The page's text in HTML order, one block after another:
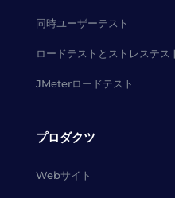
同時ユーザーテスト
ロードテストとストレステス
JMeterロードテスト
プロダクツ
Webサイト